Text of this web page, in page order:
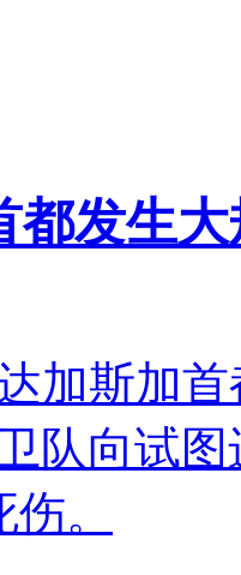
都发生
加斯加
队向试
。